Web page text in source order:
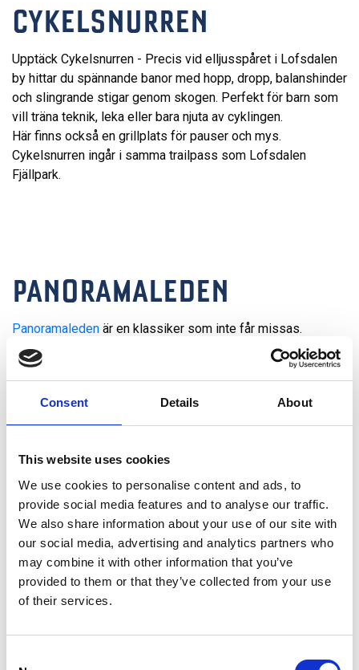
Consent Details About
This website uses cookies
We use cookies to personalise content and ads, to
provide social media features and to analyse our traffic.
We also share information about your use of our site with
our social media, advertising and analytics partners who
may combine it with other information that you’ve
provided to them or that they’ve collected from your use
of their services.
CYKELSNURREN
Upptäck Cykelsnurren - Precis vid elljusspåret i Lofsdalen
by hittar du spännande banor med hopp, dropp, balanshinder
och slingrande stigar genom skogen. Perfekt för barn som
vill träna teknik, leka eller bara njuta av cyklingen.
Här finns också en grillplats för pauser och mys.
Cykelsnurren ingår i samma trailpass som Lofsdalen
Fjällpark.
PANORAMALEDEN
Panoramaleden är en klassiker som inte får missas.
En bred mulitled som passar hela familjen då även
barnvagnen/cykelvagnen kan följa med. Panoramaleden är
2,2km enkel väg och vänder uppe vid området Hjärtat.
Uppe vid Hjärtat finns teknikområde, många av dom små
cykelbanorna och även Lofsdalens unika A-frame